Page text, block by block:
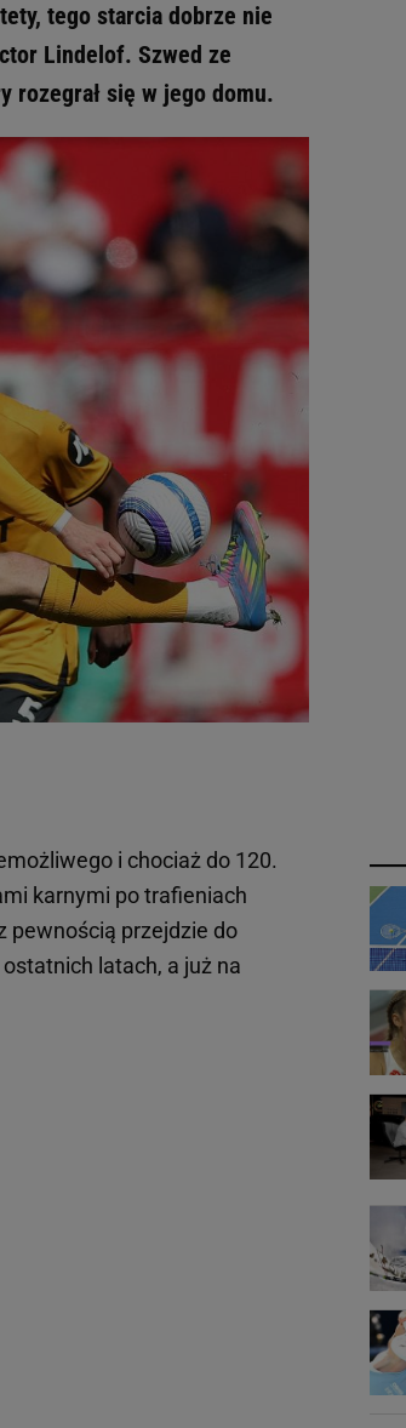
tego starcia dobrze nie
Lindelof. Szwed ze
rozegrał się w jego domu.
i chociaż do 120.
karnymi po trafieniach
pewnością przejdzie do
latach, a już na